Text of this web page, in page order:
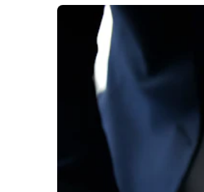
Ambiente
Fashion e Luxury
Food, Beverage e Turismo
Arte, Cultura e Sport
Giornalismo
Il Sole 24 ORE Professionale